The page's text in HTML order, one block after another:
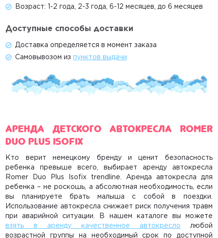
Возраст: 1-2 года, 2-3 года, 6-12 месяцев, до 6 месяцев
Доступные способы доставки
Доставка определяется в момент заказа
Самовывозом из пунктов выдачи
Аренда детского автокресла Romer
Duo Plus IsoFix
Кто верит немецкому бренду и ценит безопасность
ребенка превыше всего, выбирает аренду автокресла
Romer Duo Plus Isofix trendline
Аренда автокресла для
ребенка – не роскошь, а абсолютная необходимость, если
вы планируете брать малыша с собой в поездки.
Использование автокресла снижает риск получения травм
при аварийной ситуации. В нашем каталоге вы можете
взять в аренду качественное автокресло любой
возрастной группы на необходимый срок по доступной